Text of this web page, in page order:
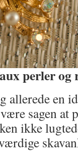
perler og
allerede en
sagen at
ikke